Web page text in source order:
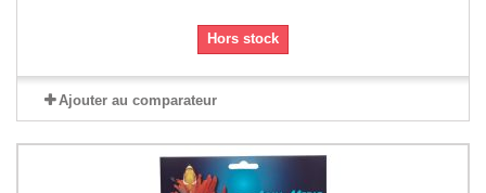
Hors stock
Ajouter au comparateur